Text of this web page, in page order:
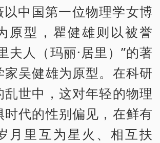
中国第一位物理学女博
原型，瞿健雄则以被誉
夫人（玛丽·居里）”的著
家吴健雄为原型。在科研
世中，这对年轻的物理
时代的性别偏见，在鲜有
月里互为星火、相互扶